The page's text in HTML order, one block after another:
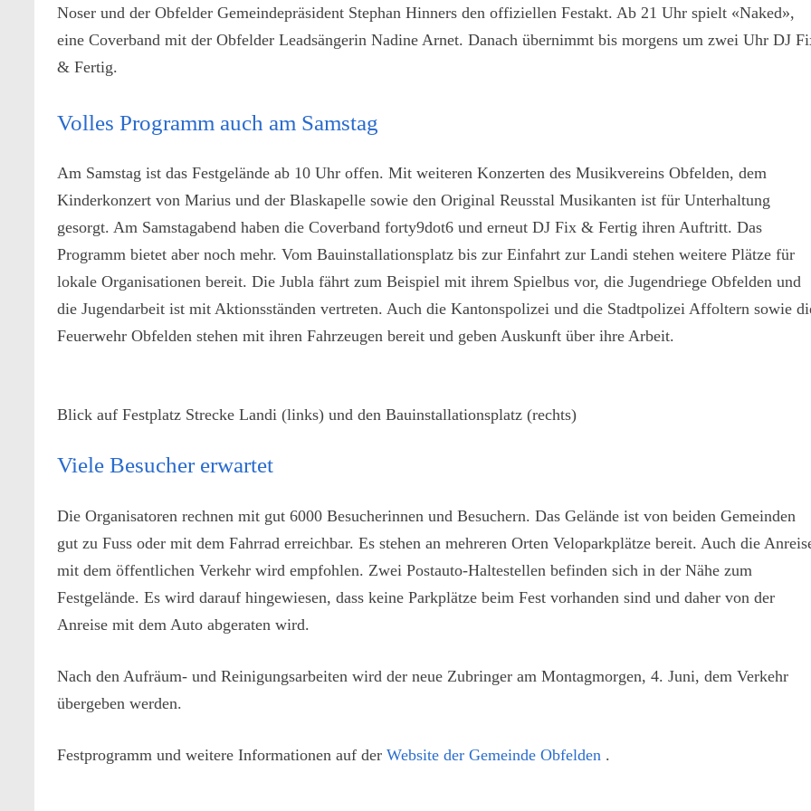
Noser und der Obfelder Gemeinde­präsident Stephan Hinners den offiziellen Festakt. Ab 21 Uhr spielt «Naked»,
eine Coverband mit der Obfelder Leadsängerin Nadine Arnet. Danach übernimmt bis morgens um zwei Uhr DJ
& Fertig.
Volles Programm auch am Samstag
Am Samstag ist das Festgelände ab 10 Uhr offen. Mit weiteren Konzerten des Musikvereins Obfelden, dem
Kinderkonzert von Marius und der Blaskapelle sowie den Original Reusstal Musikanten ist für Unterhaltung
gesorgt. Am Samstagabend haben die Coverband forty9dot6 und erneut DJ Fix & Fertig ihren Auftritt. Das
Programm bietet aber noch mehr. Vom Bauinstallationsplatz bis zur Einfahrt zur Landi stehen weitere Plätze für
lokale Organisationen bereit. Die Jubla fährt zum Beispiel mit ihrem Spielbus vor, die Jugendriege Obfelden und
die Jugendarbeit ist mit Aktionsständen vertreten. Auch die Kantonspolizei und die Stadtpolizei Affoltern sowie
­Feuerwehr Obfelden stehen mit ihren Fahrzeugen bereit und geben Auskunft über ihre Arbeit.
Blick auf Festplatz Strecke Landi (links) und den Bauinstallationsplatz (rechts)
Viele Besucher erwartet
Die Organisatoren rechnen mit gut 6000 Besucherinnen und Besuchern. Das Gelände ist von beiden Gemeinden
gut zu Fuss oder mit dem Fahrrad erreichbar. Es stehen an mehreren Orten Veloparkplätze bereit. Auch die
mit dem öffentlichen Verkehr wird empfohlen. Zwei Postauto-Haltestellen befinden sich in der Nähe zum
Festgelände. Es wird darauf hingewiesen, dass keine Parkplätze beim Fest vorhanden sind und daher von der
Anreise mit dem Auto abgeraten wird.
Nach den Aufräum- und Reinigungsarbeiten wird der neue Zubringer am Montagmorgen, 4. Juni, dem Verkehr
übergeben werden.
Festprogramm und weitere Informationen auf derWebsite der Gemeinde Obfelden .